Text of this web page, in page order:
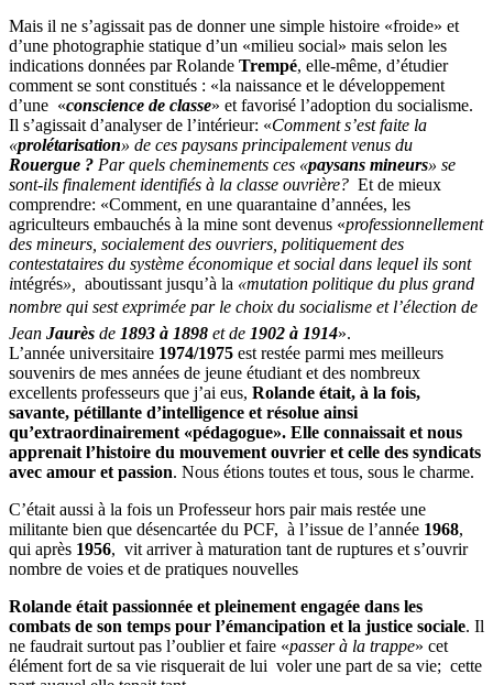
Mais il ne s’agissait pas de donner une simple histoire «froide» et
d’une photographie statique d’un «milieu social» mais selon les
indications données par Rolande Trempé, elle-même, d’étudier
comment se sont constitués : «la naissance et le développement
d’une «conscience de classe» et favorisé l’adoption du socialisme.
Il s’agissait d’analyser de l’intérieur: «Comment s’est faite la
«prolétarisation» de ces paysans principalement venus du
Rouergue ? Par quels cheminements ces «paysans mineurs» se
sont-ils finalement identifiés à la classe ouvrière? Et de mieux
comprendre: «Comment, en une quarantaine d’années, les
agriculteurs embauchés à la mine sont devenus «professionnellement
des mineurs, socialement des ouvriers, politiquement des
contestataires du système économique et social dans lequel ils sont
intégrés», aboutissant jusqu’à la «mutation politique du plus grand
nombre qui sest exprimée par le choix du socialisme et l’élection de
Jean Jaurès de 1893 à 1898 et de 1902 à 1914».
L’année universitaire 1974/1975 est restée parmi mes meilleurs
souvenirs de mes années de jeune étudiant et des nombreux
excellents professeurs que j’ai eus, Rolande était, à la fois,
savante, pétillante d’intelligence et résolue ainsi
qu’extraordinairement «pédagogue». Elle connaissait et nous
apprenait l’histoire du mouvement ouvrier et celle des syndicats
avec amour et passion. Nous étions toutes et tous, sous le charme.
C’était aussi à la fois un Professeur hors pair mais restée une
militante bien que désencartée du PCF, à l’issue de l’année 1968,
qui après 1956, vit arriver à maturation tant de ruptures et s’ouvrir
nombre de voies et de pratiques nouvelles
Rolande était passionnée et pleinement engagée dans les
combats de son temps pour l’émancipation et la justice sociale. Il
ne faudrait surtout pas l’oublier et faire «passer à la trappe» cet
élément fort de sa vie risquerait de lui voler une part de sa vie; cette